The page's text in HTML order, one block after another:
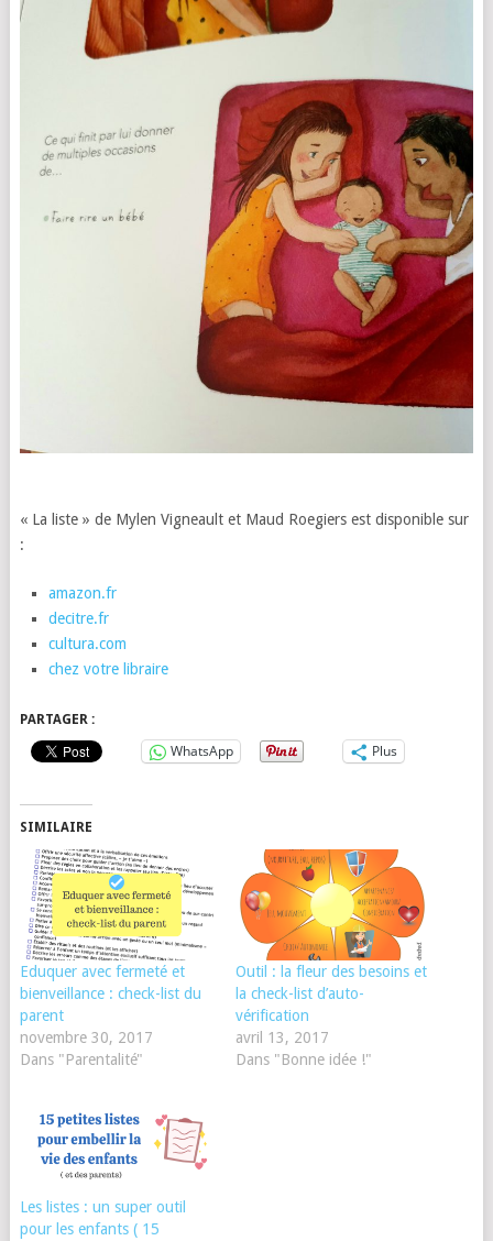
« La liste » de Mylen Vigneault et Maud Roegiers est disponible sur
:
amazon.fr
decitre.fr
cultura.com
chez votre libraire
PARTAGER :
WhatsApp Plus
SIMILAIRE
Eduquer avec fermeté et
bienveillance : check-list du
parent
novembre 30, 2017
Dans "Parentalité"
Outil : la fleur des besoins et
la check-list d’auto-
vérification
avril 13, 2017
Dans "Bonne idée !"
Les listes : un super outil
pour les enfants ( 15